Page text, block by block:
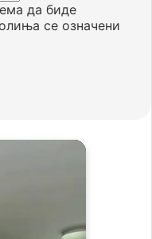
да биде
се означени